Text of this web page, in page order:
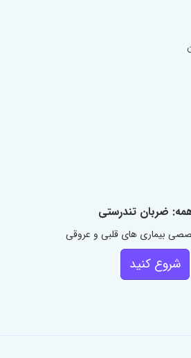
ضربان تندرستی
بیماری های قلبی و عروقی
شروع کنید